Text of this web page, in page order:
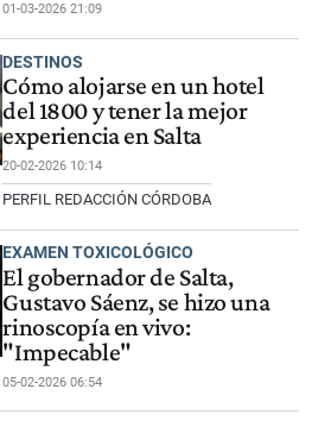
01-03-2026 21:09
DESTINOS
Cómo alojarse en un hotel
del 1800 y tener la mejor
experiencia en Salta
20-02-2026 10:14
PERFIL REDACCIÓN CÓRDOBA
EXAMEN TOXICOLÓGICO
El gobernador de Salta,
Gustavo Sáenz, se hizo una
rinoscopía en vivo:
"Impecable"
05-02-2026 06:54